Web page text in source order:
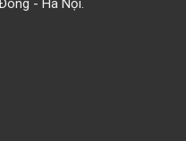
- Hà Nội.